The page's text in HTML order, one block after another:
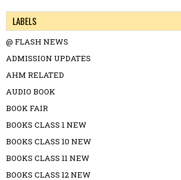
LABELS
@ FLASH NEWS
ADMISSION UPDATES
AHM RELATED
AUDIO BOOK
BOOK FAIR
BOOKS CLASS 1 NEW
BOOKS CLASS 10 NEW
BOOKS CLASS 11 NEW
BOOKS CLASS 12 NEW